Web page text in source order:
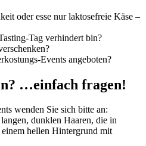
oder esse nur laktosefreie Käse –
Tag verhindert bin?
Events angeboten?
…einfach fragen!
wenden Sie sich bitte an: